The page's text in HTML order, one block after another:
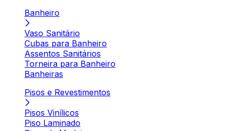
Banheiro
Vaso Sanitário
Cubas para Banheiro
Assentos Sanitários
Torneira para Banheiro
Banheiras
Pisos e Revestimentos
Pisos Vinílicos
Piso Laminado